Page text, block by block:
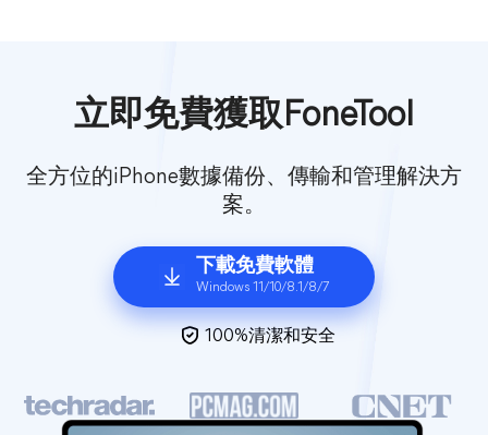
立即免費獲取FoneTool
全方位的iPhone數據備份、傳輸和管理解決方
案。
下載免費軟體
Windows 11/10/8.1/8/7
100%清潔和安全